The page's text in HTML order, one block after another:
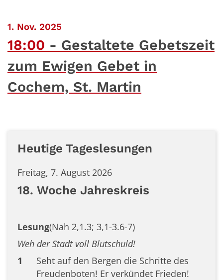
1. Nov. 2025
18:00
Gestaltete Gebetszeit
zum Ewigen Gebet in
Cochem, St. Martin
Heutige Tageslesungen
Freitag, 7. August 2026
18. Woche Jahreskreis
Lesung(Nah 2,1.3; 3,1-3.6-7)
Weh der Stadt voll Blutschuld!
1
Seht auf den Bergen die Schritte des
Freudenboten! Er verkündet Frieden!